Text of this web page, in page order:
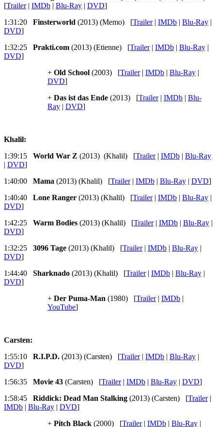
[Trailer| IMDb | Blu-Ray | DVD]
1:31:20 Finsterworld (2013) (Memo) [Trailer| IMDb | Blu-Ray |
DVD]
1:32:25 Prakti.com (2013) (Etienne) [Trailer| IMDb | Blu-Ray |
DVD]
+ Old School (2003) [Trailer| IMDb | Blu-Ray |
DVD]
+ Das ist das Ende (2013) [Trailer| IMDb | Blu-
Ray | DVD]
Khalil:
1:39:15 World War Z (2013) (Khalil) [Trailer| IMDb | Blu-Ray
| DVD]
1:40:00 Mama (2013) (Khalil) [Trailer| IMDb | Blu-Ray | DVD]
1:40:40 Lone Ranger (2013) (Khalil) [Trailer| IMDb | Blu-Ray |
DVD]
1:42:25 Warm Bodies (2013) (Khalil) [Trailer| IMDb | Blu-Ray |
DVD]
1:32:25 3096 Tage (2013) (Khalil) [Trailer| IMDb | Blu-Ray |
DVD]
1:44:40 Sharknado (2013) (Khalil) [Trailer| IMDb | Blu-Ray |
DVD]
+ Der Puma-Man (1980) [Trailer| IMDb |
YouTube]
Carsten:
1:55:10 R.I.P.D. (2013) (Carsten) [Trailer| IMDb | Blu-Ray |
DVD]
1:56:35 Movie 43 (Carsten) [Trailer| IMDb | Blu-Ray | DVD]
1:58:45 Riddick: Dead Man Stalking (2013) (Carsten) [Trailer|
IMDb | Blu-Ray | DVD]
+ Pitch Black (2000) [Trailer| IMDb | Blu-Ray |